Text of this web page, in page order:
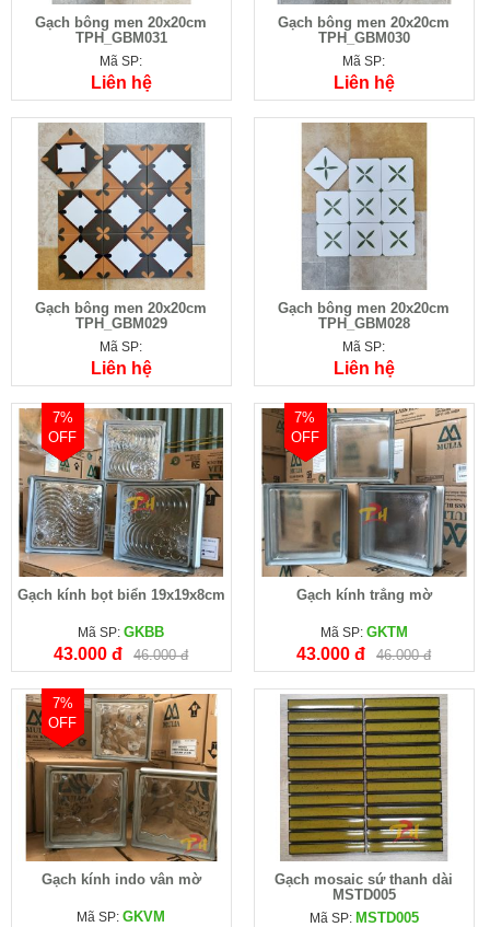
Gạch bông men 20x20cm
TPH_GBM031
Mã SP:
Liên hệ
Gạch bông men 20x20cm
TPH_GBM030
Mã SP:
Liên hệ
Gạch bông men 20x20cm
TPH_GBM029
Mã SP:
Liên hệ
Gạch bông men 20x20cm
TPH_GBM028
Mã SP:
Liên hệ
7%
OFF
Gạch kính bọt biển 19x19x8cm
Mã SP:GKBB
43.000 đ 46.000 đ
7%
OFF
Gạch kính trắng mờ
Mã SP: GKTM
43.000 đ 46.000 đ
7%
OFF
Gạch kính indo vân mờ
Mã SP:GKVM
Gạch mosaic sứ thanh dài
MSTD005
Mã SP: MSTD005